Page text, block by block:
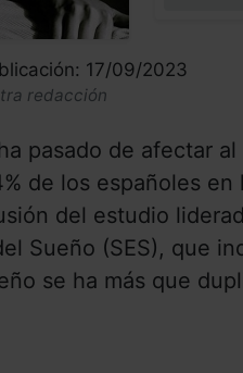
17/09/2023
redacción
pasado de afectar
de los españoles
del estudio
Sueño (SES), que
se ha más que